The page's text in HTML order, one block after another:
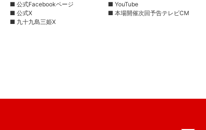
■ 公式Facebookページ
■ 公式X
■ 九十九島三姫X
■ YouTube
■ 本場開催次回予告テレビCM